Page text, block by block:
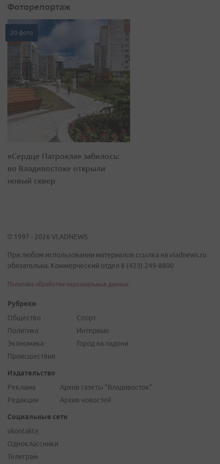
Фоторепортаж
20 фото
«Сердце Патрокла» забилось:
во Владивостоке открыли
новый сквер
© 1997 - 2026 VLADNEWS
При любом использовании материалов ссылка на vladnews.ru
обязательна. Коммерческий отдел 8 (423) 249-8800
Политика обработки персональных данных
Рубрики
Общество
Политика
Экономика
Происшествия
Спорт
Интервью
Город на ладони
Издательство
Реклама
Редакция
Архив газеты "Владивосток"
Архив новостей
Социальные сети
vkontakte
Одноклассники
Телеграм